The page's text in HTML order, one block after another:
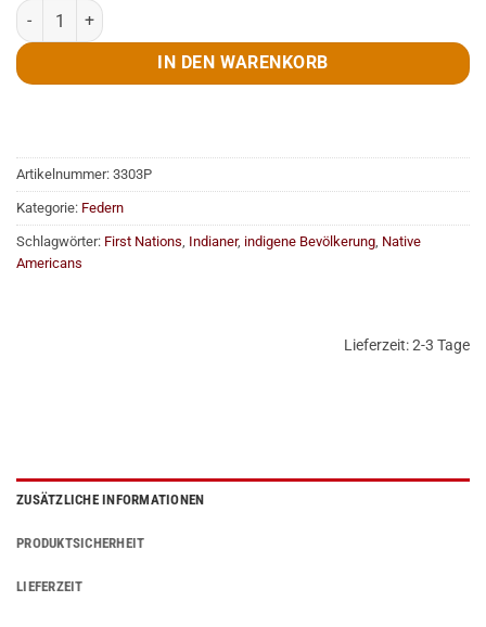
Federn, Native Americans, 12 Stück, bunt Menge
IN DEN WARENKORB
Artikelnummer: 3303P
Kategorie: Federn
Schlagwörter: First Nations, Indianer, indigene Bevölkerung, Native
Americans
Lieferzeit:2-3 Tage
ZUSÄTZLICHE INFORMATIONEN
PRODUKTSICHERHEIT
LIEFERZEIT